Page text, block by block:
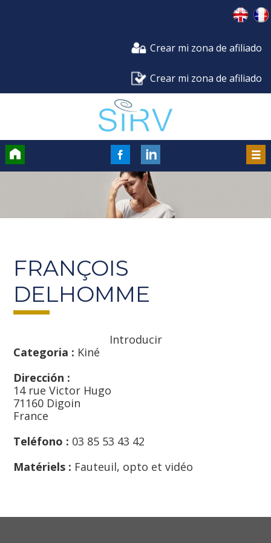
Crear mi zona de afiliado
Crear mi zona de afiliado
FaceBook
FRANÇOIS
DELHOMME
Introducir
Categoria : Kiné
Dirección :
14 rue Victor Hugo
71160 Digoin
France
Teléfono : 03 85 53 43 42
Matériels : Fauteuil, opto et vidéo